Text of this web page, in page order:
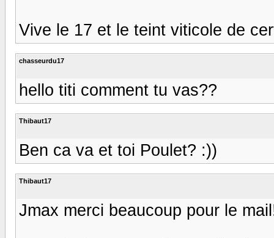
Vive le 17 et le teint viticole de
chasseurdu17
hello titi comment tu vas??
Thibaut17
Ben ca va et toi Poulet? :))
Thibaut17
Jmax merci beaucoup pour le